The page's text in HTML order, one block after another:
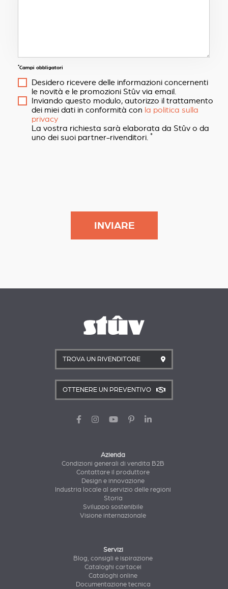
*Campi obbligatori
Desidero ricevere delle informazioni concernenti
le novità e le promozioni Stûv via email.
Inviando questo modulo, autorizzo il trattamento
dei miei dati in conformità con la politica sulla
privacy
La vostra richiesta sarà elaborata da Stûv o da
uno dei suoi partner-rivenditori. *
TROVA UN RIVENDITORE
OTTENERE UN PREVENTIVO
Azienda
Condizioni generali di vendita B2B
Contattare il produttore
Design e innovazione
Industria locale al servizio delle regioni
Storia
Sviluppo sostenibile
Visione internazionale
Servizi
Blog, consigli e ispirazione
Cataloghi cartacei
Cataloghi online
Documentazione tecnica